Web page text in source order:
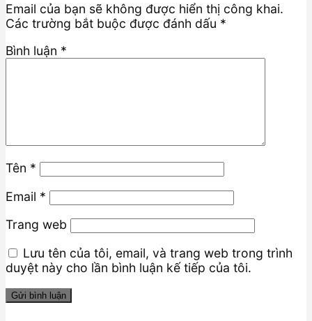
Email của bạn sẽ không được hiển thị công khai.
Các trường bắt buộc được đánh dấu *
Bình luận *
Tên *
Email *
Trang web
Lưu tên của tôi, email, và trang web trong trình
duyệt này cho lần bình luận kế tiếp của tôi.